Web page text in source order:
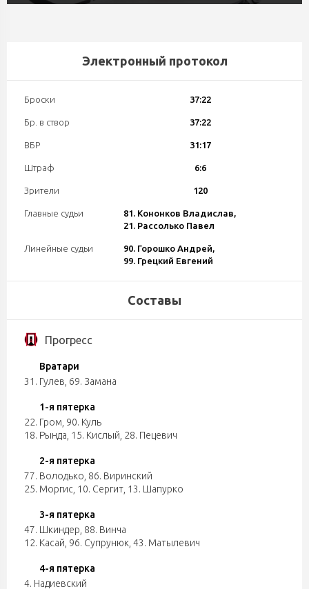
Электронный протокол
Броски 37:22
Бр. в створ 37:22
ВБР 31:17
Штраф 6:6
Зрители 120
Главные судьи
81. Кононков Владислав,
21. Рассолько Павел
Линейные судьи
90. Горошко Андрей,
99. Грецкий Евгений
Составы
Прогресс
Вратари
31. Гулев 69. Замана
1-я пятерка
22. Гром 90. Куль
18. Рында 15. Кислый 28. Пецевич
2-я пятерка
77. Володько 86. Виринский
25. Моргис 10. Сергит 13. Шапурко
3-я пятерка
47. Шкиндер 88. Винча
12. Касай 96. Супрунюк 43. Матылевич
4-я пятерка
4. Надиевский